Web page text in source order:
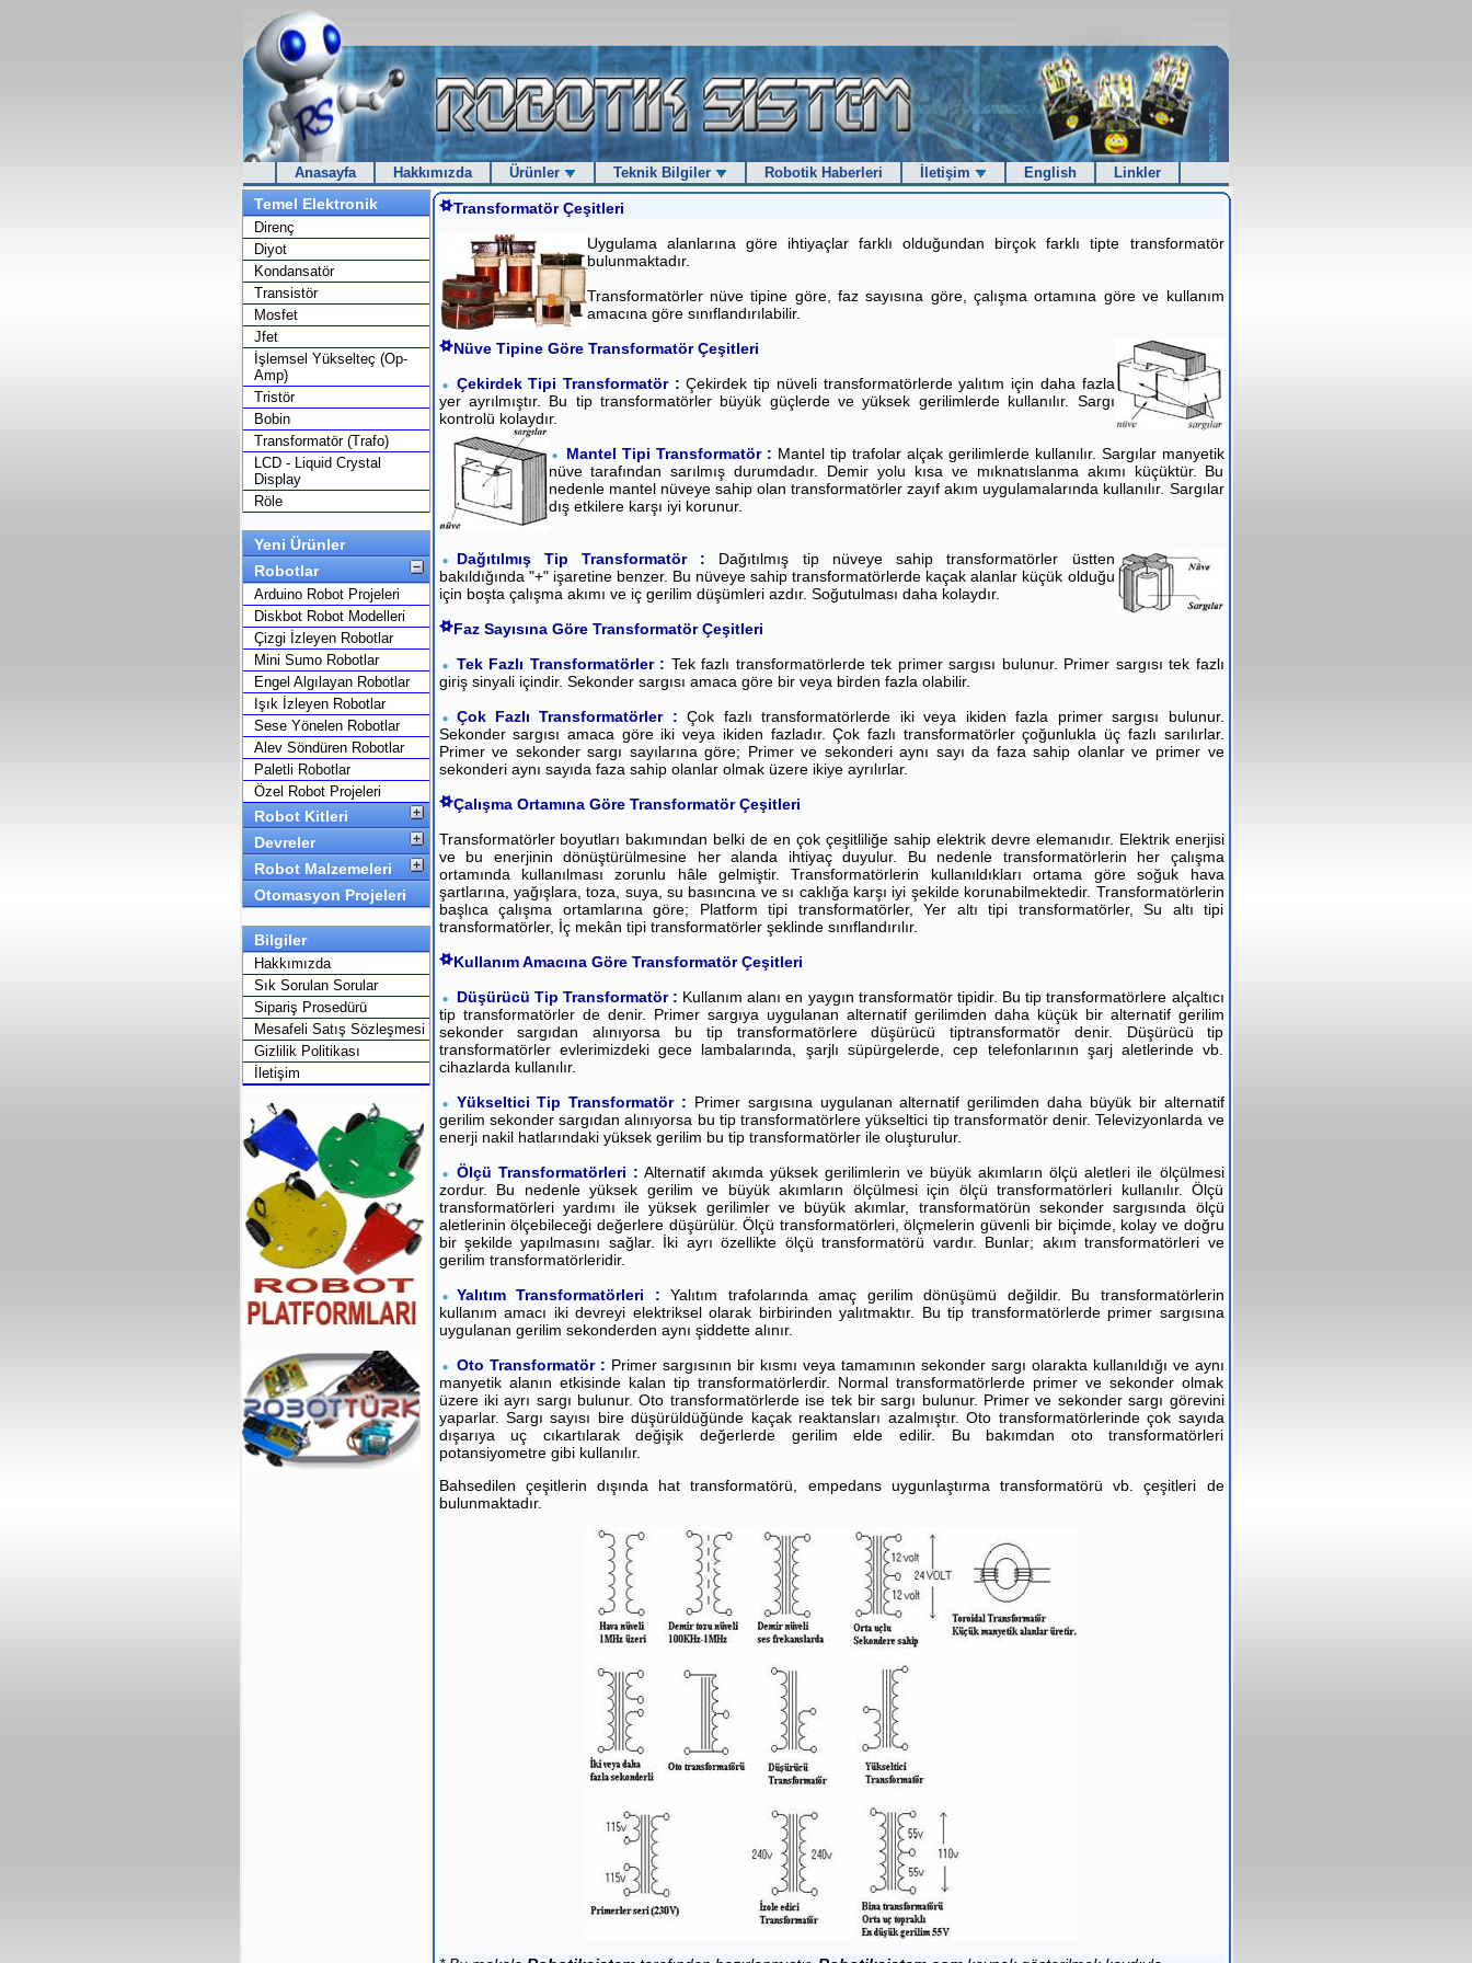
Anasayfa Hakkımızda Ürünler Teknik Bilgiler Robotik Haberleri İletişim English Linkler
Temel Elektronik
Direnç
Diyot
Kondansatör
Transistör
Mosfet
Jfet
İşlemsel Yükselteç (Op-
Amp)
Tristör
Bobin
Transformatör (Trafo)
LCD - Liquid Crystal
Display
Röle
Yeni Ürünler
Robotlar
Arduino Robot Projeleri
Diskbot Robot Modelleri
Çizgi İzleyen Robotlar
Mini Sumo Robotlar
Engel Algılayan Robotlar
Işık İzleyen Robotlar
Sese Yönelen Robotlar
Alev Söndüren Robotlar
Paletli Robotlar
Özel Robot Projeleri
Robot Kitleri
Devreler
Robot Malzemeleri
Otomasyon Projeleri
Bilgiler
Hakkımızda
Sık Sorulan Sorular
Sipariş Prosedürü
Mesafeli Satış Sözleşmesi
Gizlilik Politikası
İletişim
Transformatör Çeşitleri
Uygulama alanlarına göre ihtiyaçlar farklı olduğundan birçok farklı tipte transformatör
bulunmaktadır.
Transformatörler nüve tipine göre, faz sayısına göre, çalışma ortamına göre ve kullanım
amacına göre sınıflandırılabilir.
Nüve Tipine Göre Transformatör Çeşitleri
Çekirdek Tipi Transformatör :Çekirdek tip nüveli transformatörlerde yalıtım için daha fazla
yer ayrılmıştır. Bu tip transformatörler büyük güçlerde ve yüksek gerilimlerde kullanılır. Sargı
kontrolü kolaydır.
Mantel Tipi Transformatör : Mantel tip trafolar alçak gerilimlerde kullanılır. Sargılar manyetik
nüve tarafından sarılmış durumdadır. Demir yolu kısa ve mıknatıslanma akımı küçüktür. Bu
nedenle mantel nüveye sahip olan transformatörler zayıf akım uygulamalarında kullanılır. Sargılar
dış etkilere karşı iyi korunur.
Dağıtılmış Tip Transformatör : Dağıtılmış tip nüveye sahip transformatörler üstten
bakıldığında "+" işaretine benzer. Bu nüveye sahip transformatörlerde kaçak alanlar küçük olduğu
için boşta çalışma akımı ve iç gerilim düşümleri azdır. Soğutulması daha kolaydır.
Faz Sayısına Göre Transformatör Çeşitleri
Tek Fazlı Transformatörler : Tek fazlı transformatörlerde tek primer sargısı bulunur. Primer sargısı tek fazlı
giriş sinyali içindir. Sekonder sargısı amaca göre bir veya birden fazla olabilir.
Çok Fazlı Transformatörler :Çok fazlı transformatörlerde iki veya ikiden fazla primer sargısı bulunur.
Sekonder sargısı amaca göre iki veya ikiden fazladır. Çok fazlı transformatörler çoğunlukla üç fazlı sarılırlar.
Primer ve sekonder sargı sayılarına göre; Primer ve sekonderi aynı sayı da faza sahip olanlar ve primer ve
sekonderi aynı sayıda faza sahip olanlar olmak üzere ikiye ayrılırlar.
Çalışma Ortamına Göre Transformatör Çeşitleri
Transformatörler boyutları bakımından belki de en çok çeşitliliğe sahip elektrik devre elemanıdır. Elektrik enerjisi
ve bu enerjinin dönüştürülmesine her alanda ihtiyaç duyulur. Bu nedenle transformatörlerin her çalışma
ortamında kullanılması zorunlu hâle gelmiştir. Transformatörlerin kullanıldıkları ortama göre soğuk hava
şartlarına, yağışlara, toza, suya, su basıncına ve sı caklığa karşı iyi şekilde korunabilmektedir. Transformatörlerin
başlıca çalışma ortamlarına göre; Platform tipi transformatörler, Yer altı tipi transformatörler, Su altı tipi
transformatörler, İç mekân tipi transformatörler şeklinde sınıflandırılır.
Kullanım Amacına Göre Transformatör Çeşitleri
Düşürücü Tip Transformatör : Kullanım alanı en yaygın transformatör tipidir. Bu tip transformatörlere alçaltıcı
tip transformatörler de denir. Primer sargıya uygulanan alternatif gerilimden daha küçük bir alternatif gerilim
sekonder sargıdan alınıyorsa bu tip transformatörlere düşürücü tiptransformatör denir. Düşürücü tip
transformatörler evlerimizdeki gece lambalarında, şarjlı süpürgelerde, cep telefonlarının şarj aletlerinde vb.
cihazlarda kullanılır.
Yükseltici Tip Transformatör : Primer sargısına uygulanan alternatif gerilimden daha büyük bir alternatif
gerilim sekonder sargıdan alınıyorsa bu tip transformatörlere yükseltici tip transformatör denir. Televizyonlarda ve
enerji nakil hatlarındaki yüksek gerilim bu tip transformatörler ile oluşturulur.
Ölçü Transformatörleri : Alternatif akımda yüksek gerilimlerin ve büyük akımların ölçü aletleri ile ölçülmesi
zordur. Bu nedenle yüksek gerilim ve büyük akımların ölçülmesi için ölçü transformatörleri kullanılır. Ölçü
transformatörleri yardımı ile yüksek gerilimler ve büyük akımlar, transformatörün sekonder sargısında ölçü
aletlerinin ölçebileceği değerlere düşürülür. Ölçü transformatörleri, ölçmelerin güvenli bir biçimde, kolay ve doğru
bir şekilde yapılmasını sağlar. İki ayrı özellikte ölçü transformatörü vardır. Bunlar; akım transformatörleri ve
gerilim transformatörleridir.
Yalıtım Transformatörleri : Yalıtım trafolarında amaç gerilim dönüşümü değildir. Bu transformatörlerin
kullanım amacı iki devreyi elektriksel olarak birbirinden yalıtmaktır. Bu tip transformatörlerde primer sargısına
uygulanan gerilim sekonderden aynı şiddette alınır.
Oto Transformatör : Primer sargısının bir kısmı veya tamamının sekonder sargı olarakta kullanıldığı ve aynı
manyetik alanın etkisinde kalan tip transformatörlerdir. Normal transformatörlerde primer ve sekonder olmak
üzere iki ayrı sargı bulunur. Oto transformatörlerde ise tek bir sargı bulunur. Primer ve sekonder sargı görevini
yaparlar. Sargı sayısı bire düşürüldüğünde kaçak reaktansları azalmıştır. Oto transformatörlerinde çok sayıda
dışarıya uç cıkartılarak değişik değerlerde gerilim elde edilir. Bu bakımdan oto transformatörleri
potansiyometre gibi kullanılır.
Bahsedilen çeşitlerin dışında hat transformatörü, empedans uygunlaştırma transformatörü vb. çeşitleri de
bulunmaktadır.